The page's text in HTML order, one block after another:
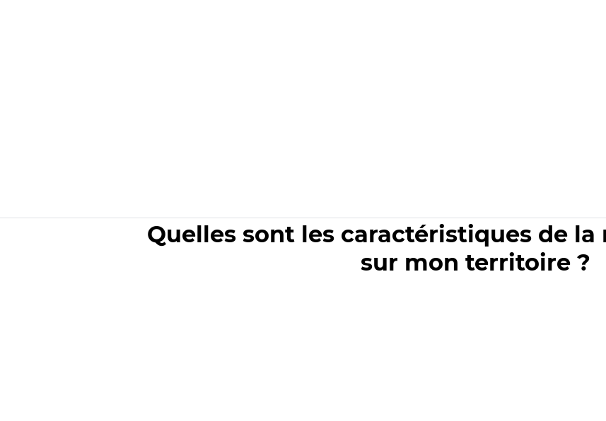
Quelles sont les caractéristiques de la
sur mon territoire ?